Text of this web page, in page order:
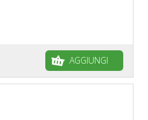
AGGIUNGI